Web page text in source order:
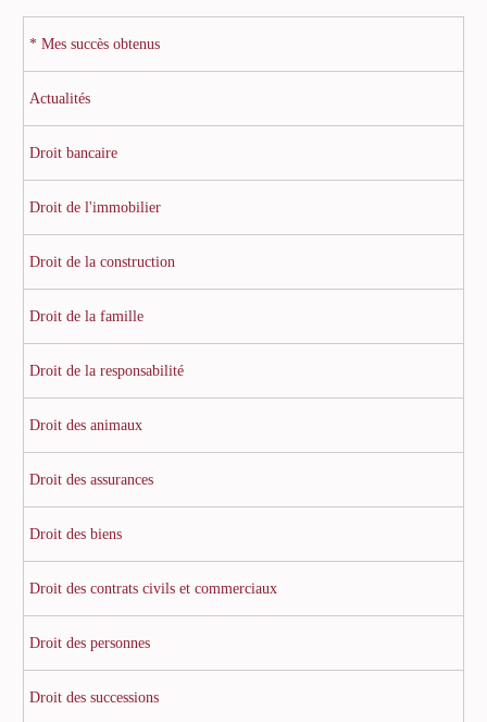
* Mes succès obtenus
Actualités
Droit bancaire
Droit de l'immobilier
Droit de la construction
Droit de la famille
Droit de la responsabilité
Droit des animaux
Droit des assurances
Droit des biens
Droit des contrats civils et commerciaux
Droit des personnes
Droit des successions